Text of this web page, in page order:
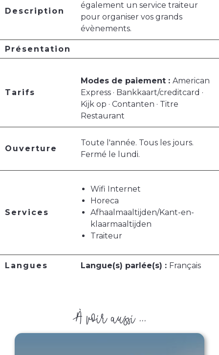
Description
également un service traiteur
pour organiser vos grands
évènements.
Présentation
Tarifs
Modes de paiement : American
Express · Bankkaart/creditcard ·
Kijk op · Contanten · Titre
Restaurant
Ouverture
Toute l'année. Tous les jours.
Fermé le lundi.
Services
Wifi Internet
Horeca
Afhaalmaaltijden/Kant-en-
klaarmaaltijden
Traiteur
Langues Langue(s) parlée(s) : Français
À voir aussi ...